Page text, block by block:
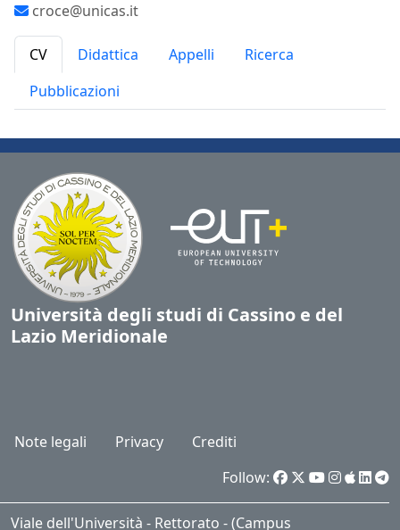
croce@unicas.it
CV Didattica Appelli
Ricerca
Pubblicazioni
Università degli studi di Cassino e del
Lazio Meridionale
Note legali Privacy
Crediti
Follow:
Viale dell'Università - Rettorato - (Campus